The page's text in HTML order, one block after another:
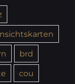
brd
cou